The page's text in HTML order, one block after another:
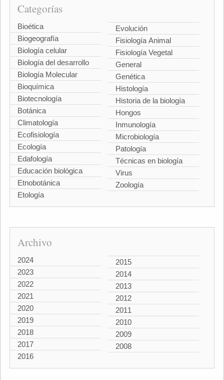
Categorías
Bioética
Biogeografía
Biología celular
Biología del desarrollo
Biología Molecular
Bioquímica
Biotecnología
Botánica
Climatología
Ecofisiología
Ecología
Edafología
Educación biológica
Etnobotánica
Etología
Evolución
Fisiología Animal
Fisiología Vegetal
General
Genética
Histología
Historia de la biología
Hongos
Inmunología
Microbiología
Patología
Técnicas en biología
Virus
Zoología
Archivo
2024
2023
2022
2021
2020
2019
2018
2017
2016
2015
2014
2013
2012
2011
2010
2009
2008